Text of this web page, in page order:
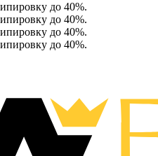
до 40%.
до 40%.
до 40%.
до 40%.